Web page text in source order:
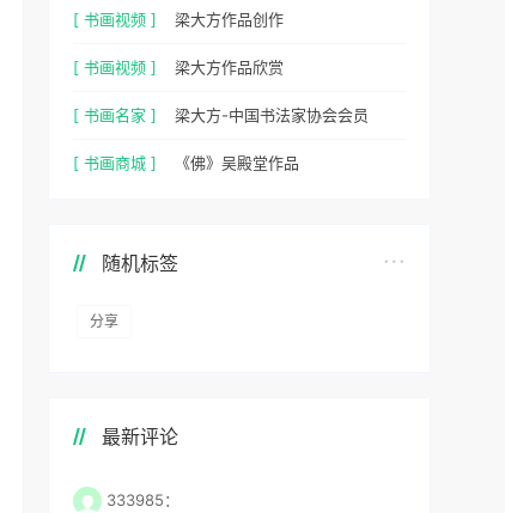
[ 书画视频 ] 梁大方作品创作
[ 书画视频 ] 梁大方作品欣赏
[ 书画名家 ] 梁大方-中国书法家协会会员
[ 书画商城 ] 《佛》吴殿堂作品
随机标签
分享
最新评论
333985：